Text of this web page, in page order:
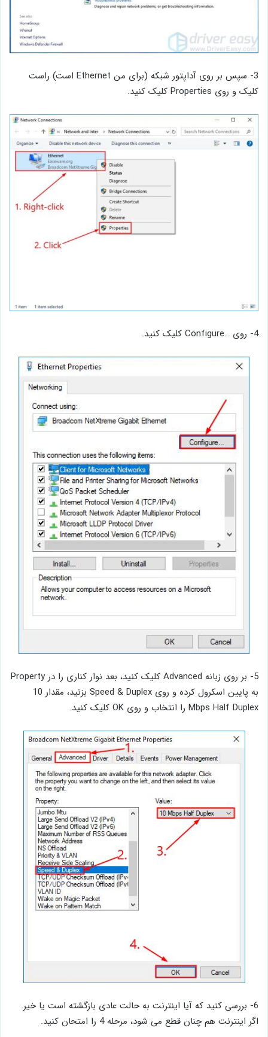
3- سپس بر روی آداپتور شبکه (برای من Ethernet است) راست
کلیک و روی Properties کلیک کنید.
4- روی …Configure کلیک کنید.
5- بر روی زبانه Advanced کلیک کنید، بعد نوار کناری را در Property
به پایین اسکرول کرده و روی Speed ​​& Duplex بزنید، مقدار 10
Mbps Half Duplex را انتخاب و روی OK کلیک کنید.
6- بررسی کنید که آیا اینترنت به حالت عادی بازگشته است یا خیر.
اگر اینترنت هم چنان قطع می ‌شود، مرحله 4 را امتحان کنید.